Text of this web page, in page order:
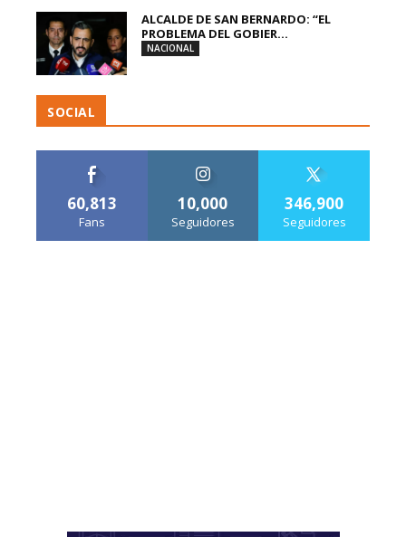
ALCALDE DE SAN BERNARDO: “EL
PROBLEMA DEL GOBIER...
NACIONAL
SOCIAL
60,813
Fans
10,000
Seguidores
346,900
Seguidores